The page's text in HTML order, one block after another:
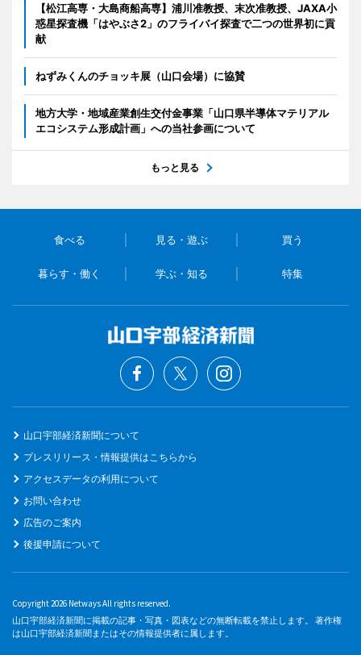
【松江高専・大島商船高専】浦川准教授、末次准教授、JAXA小
惑星探査機「はやぶさ2」のフライバイ探査で二つの世界初に貢
献
ねずみくんのチョッキ展（山口会場）に協賛
地方大学・地域産業創生交付金事業「山口県半導体マテリアル
エコシステム形成計画」への当社参画について
もっと見る
食べる 見る・遊ぶ 買う
暮らす・働く 学ぶ・知る 特集
山口宇部経済新聞について
プレスリリース・情報提供はこちらから
アクセスデータの利用について
お問い合わせ
広告のご案内
後援申請について
Copyright 2026 Netways All rights reserved.
山口宇部経済新聞に掲載の記事・写真・図表などの無断転載を禁止します。 著作権
は山口宇部経済新聞またはその情報提供者に属します。